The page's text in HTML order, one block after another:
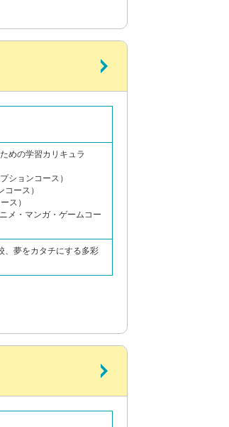
めの学習カリキュラ
ションコース）
ース）
ス）
メ・マンガ・ゲームコー
、夢をカタチにする多彩